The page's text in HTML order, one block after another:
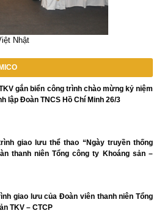
Nhật
gắn biển công trình chào mừng kỷ niệm
lập Đoàn TNCS Hồ Chí Minh 26/3
giao lưu thể thao “Ngày truyền thống
thanh niên Tổng công ty Khoáng sản –
giao lưu của Đoàn viên thanh niên Tổng
TKV – CTCP